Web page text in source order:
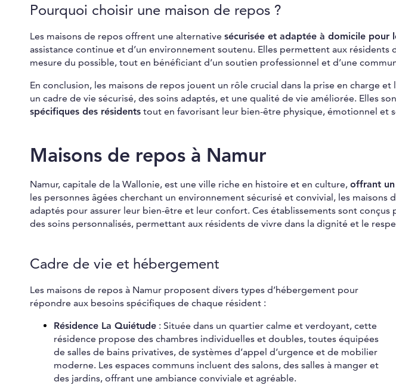
Pourquoi choisir une maison de repos ?
Les maisons de repos offrent une alternative sécurisée et adaptée à domicile pour
assistance continue et d’un environnement soutenu. Elles permettent aux résidents
mesure du possible, tout en bénéficiant d’un soutien professionnel et d’une
En conclusion, les maisons de repos jouent un rôle crucial dans la prise en charge
un cadre de vie sécurisé, des soins adaptés, et une qualité de vie améliorée. Elles
spécifiques des résidents tout en favorisant leur bien-être physique, émotionnel et
Maisons de repos à Namur
Namur, capitale de la Wallonie, est une ville riche en histoire et en culture, offrant
les personnes âgées cherchant un environnement sécurisé et convivial, les maisons
adaptés pour assurer leur bien-être et leur confort. Ces établissements sont
des soins personnalisés, permettant aux résidents de vivre dans la dignité et le
Cadre de vie et hébergement
Les maisons de repos à Namur proposent divers types d’hébergement pour
répondre aux besoins spécifiques de chaque résident :
Résidence La Quiétude : Située dans un quartier calme et verdoyant, cette
résidence propose des chambres individuelles et doubles, toutes équipées
de salles de bains privatives, de systèmes d’appel d’urgence et de mobilier
moderne. Les espaces communs incluent des salons, des salles à manger et
des jardins, offrant une ambiance conviviale et agréable.